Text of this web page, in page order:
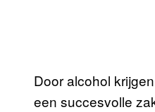
Door alcohol
een succesvolle